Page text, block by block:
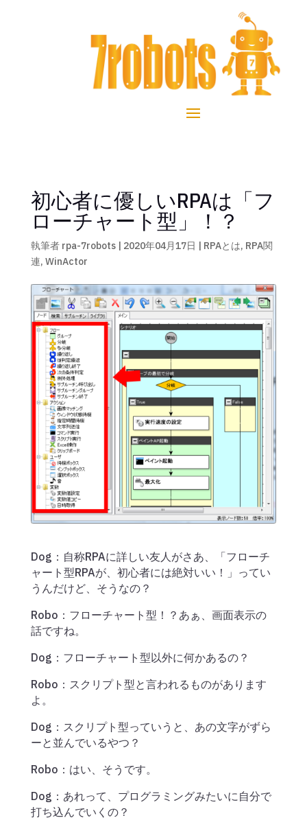
初心者に優しいRPAは「フ
ローチャート型」！？
執筆者 rpa-7robots| 2020年04月17日 | RPAとは, RPA関
連, WinActor
Dog：自称RPAに詳しい友人がさあ、「フローチ
ャート型RPAが、初心者には絶対いい！」ってい
うんだけど、そうなの？
Robo：フローチャート型！？あぁ、画面表示の
話ですね。
Dog：フローチャート型以外に何かあるの？
Robo：スクリプト型と言われるものがあります
よ。
Dog：スクリプト型っていうと、あの文字がずら
ーと並んでいるやつ？
Robo：はい、そうです。
Dog：あれって、プログラミングみたいに自分で
打ち込んでいくの？